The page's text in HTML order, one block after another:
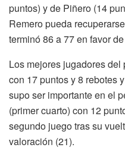
puntos) y de Piñero (14
Remero pueda
terminó 86 a 77 en favor
Los mejores jugadores
con 17 puntos y 8 rebotes
supo ser importante en el
(primer cuarto) con 12
segundo juego tras su
valoración (21).